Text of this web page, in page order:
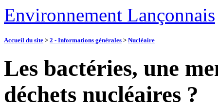
Environnement Lançonnais
Accueil du site > 2 - Informations générales > Nucléaire
Les bactéries, une
déchets nucléaires ?